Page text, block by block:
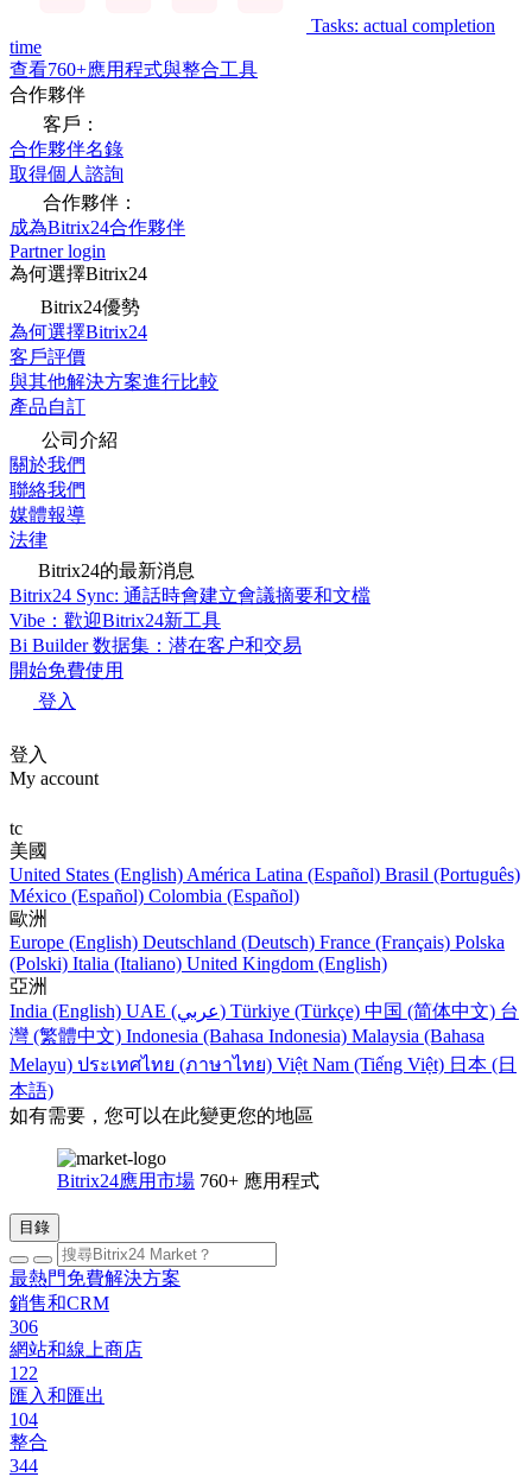
Tasks: actual completion
time
查看760+應用程式與整合工具
合作夥伴
客戶：
合作夥伴名錄
取得個人諮詢
合作夥伴：
成為Bitrix24合作夥伴
Partner login
為何選擇Bitrix24
Bitrix24優勢
為何選擇Bitrix24
客戶評價
與其他解決方案進行比較
產品自訂
公司介紹
關於我們
聯絡我們
媒體報導
法律
Bitrix24的最新消息
Bitrix24 Sync: 通話時會建立會議摘要和文檔
Vibe：歡迎Bitrix24新工具
Bi Builder 数据集：潜在客户和交易
開始免費使用
登入
登入
My account
tc
美國
United States (English) América Latina (Español) Brasil (Português)
México (Español) Colombia (Español)
歐洲
Europe (English) Deutschland (Deutsch) France (Français) Polska
(Polski) Italia (Italiano) United Kingdom (English)
亞洲
India (English)
UAE (عربي) Türkiye (Türkçe) 中国 (简体中文) 台
灣 (繁體中文) Indonesia (Bahasa Indonesia) Malaysia (Bahasa
Melayu) ประเทศไทย (ภาษาไทย) Việt Nam (Tiếng Việt) 日本 (日
本語)
如有需要，您可以在此變更您的地區
Bitrix24應用市場 760+ 應用程式
目錄
最熱門免費解決方案
銷售和CRM
306
網站和線上商店
122
匯入和匯出
104
整合
344